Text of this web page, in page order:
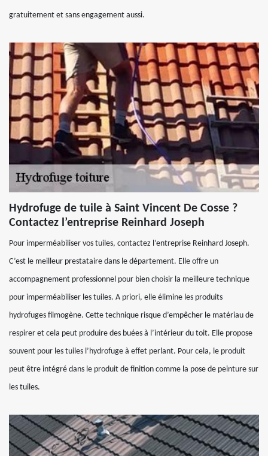
gratuitement et sans engagement aussi.
Hydrofuge de tuile à Saint Vincent De Cosse ?
Contactez l’entreprise Reinhard Joseph
Pour imperméabiliser vos tuiles, contactez l’entreprise Reinhard Joseph.
C’est le meilleur prestataire dans le département. Elle offre un
accompagnement professionnel pour bien choisir la meilleure technique
pour imperméabiliser les tuiles. A priori, elle élimine les produits
hydrofuges filmogène. Cette technique risque d’empêcher le matériau de
respirer et cela peut produire des buées à l’intérieur du toit. Elle propose
souvent pour les tuiles l’hydrofuge à effet perlant. Pour cela, le produit
peut être intégré dans le produit de finition comme la pose de peinture sur
les tuiles.